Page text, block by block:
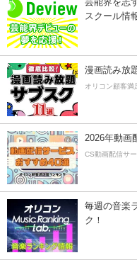
スクール情
漫画読み放
オリコン顧客満
2026年動画
CS動画配信サ
毎週の音楽
ク！